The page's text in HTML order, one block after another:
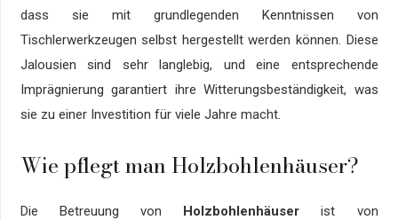
dass sie mit grundlegenden Kenntnissen von
Tischlerwerkzeugen selbst hergestellt werden können. Diese
Jalousien sind sehr langlebig, und eine entsprechende
Imprägnierung garantiert ihre Witterungsbeständigkeit, was
sie zu einer Investition für viele Jahre macht.
Wie pflegt man Holzbohlenhäuser?
Die Betreuung von Holzbohlenhäuser ist von